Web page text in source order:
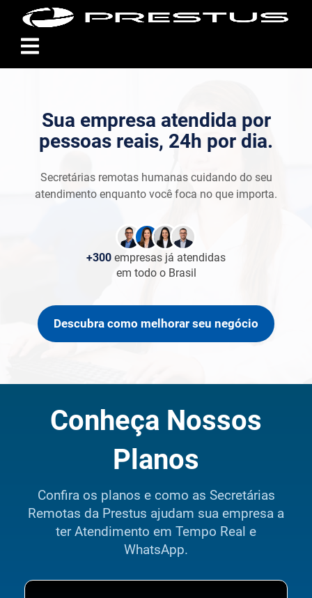
Sua empresa atendida por
pessoas reais, 24h por dia.
Secretárias remotas humanas cuidando do seu
atendimento enquanto você foca no que importa.
+300 empresas já atendidas
em todo o Brasil
Descubra como melhorar seu negócio
Conheça Nossos
Planos
Confira os planos e como as Secretárias
Remotas da Prestus ajudam sua empresa a
ter Atendimento em Tempo Real e
WhatsApp.